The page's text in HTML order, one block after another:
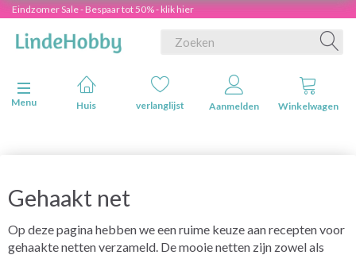
Eindzomer Sale - Bespaar tot 50% - klik hier
Navigatie in-/uitschakelen
Menu
Huis verlanglijst Aanmelden Winkelwagen
Gehaakt net
Op deze pagina hebben we een ruime keuze aan recepten voor
gehaakte netten verzameld. De mooie netten zijn zowel als